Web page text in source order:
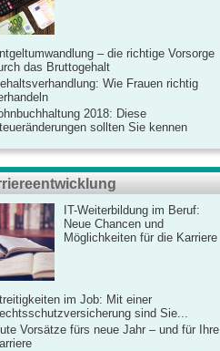
– die richtige Vorsorge
das Bruttogehalt
Wie Frauen richtig
2018: Diese
sollten Sie kennen
IT-Weiterbildung im Beruf:
Neue Chancen und
Möglichkeiten für die Karriere
im Job: Mit einer
sind Sie...
Vorsätze fürs neue Jahr – und für Ihre